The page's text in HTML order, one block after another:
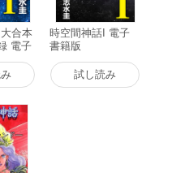
合本
電子
時空間神話I 電子
書籍版
試し読み